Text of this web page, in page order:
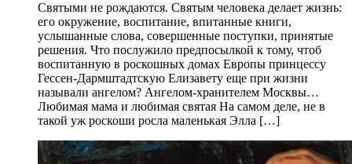
Святыми не рождаются. Святым человека делает жизнь:
его окружение, воспитание, впитанные книги,
услышанные слова, совершенные поступки, принятые
решения. Что послужило предпосылкой к тому, чтоб
воспитанную в роскошных домах Европы принцессу
Гессен-Дармштадтскую Елизавету еще при жизни
называли ангелом? Ангелом-хранителем Москвы…
Любимая мама и любимая святая На самом деле, не в
такой уж роскоши росла маленькая Элла […]